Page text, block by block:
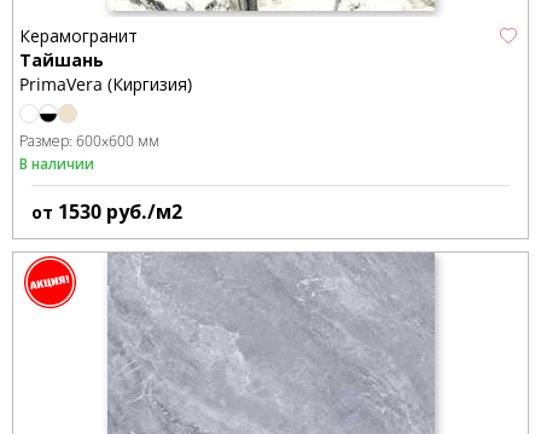
Керамогранит
Тайшань
PrimaVera (Киргизия)
Размер: 600x600 мм
В наличии
от 1530 руб./м2